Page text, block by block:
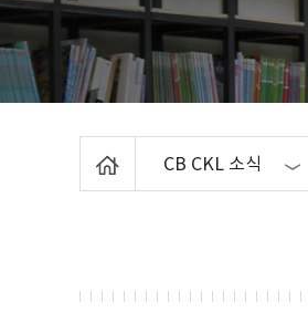
CB CKL 소식